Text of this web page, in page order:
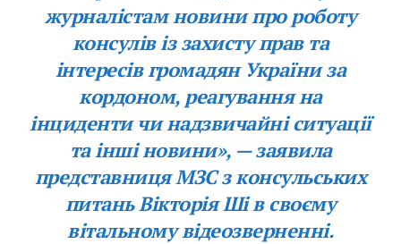
журналістам новини про роботу
консулів із захисту прав та
інтересів громадян України за
кордоном, реагування на
інциденти чи надзвичайні ситуації
та інші новини», — заявила
представниця МЗС з консульських
питань Вікторія Ші в своєму
вітальному відеозверненні.